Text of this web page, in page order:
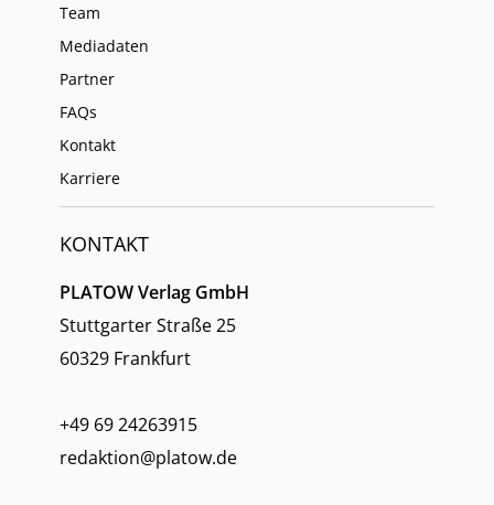
Team
Mediadaten
Partner
FAQs
Kontakt
Karriere
KONTAKT
PLATOW Verlag GmbH
Stuttgarter Straße 25
60329 Frankfurt
+49 69 24263915
redaktion@platow.de